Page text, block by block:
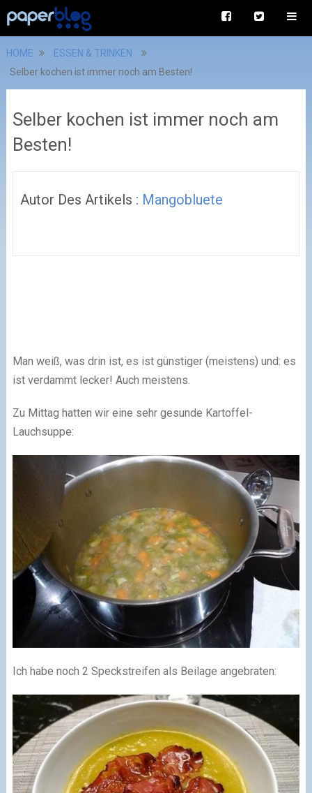
HOME
ESSEN & TRINKEN
Selber kochen ist immer noch am Besten!
Selber kochen ist immer noch am
Besten!
Autor Des Artikels : Mangobluete
Man weiß, was drin ist, es ist günstiger (meistens) und: es
ist verdammt lecker! Auch meistens.
Zu Mittag hatten wir eine sehr gesunde Kartoffel-
Lauchsuppe:
Ich habe noch 2 Speckstreifen als Beilage angebraten: